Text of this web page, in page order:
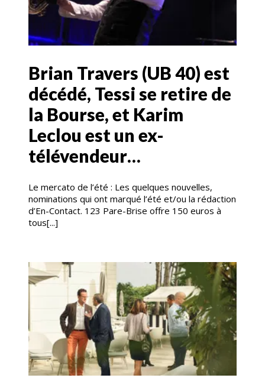
Brian Travers (UB 40) est
décédé, Tessi se retire de
la Bourse, et Karim
Leclou est un ex-
télévendeur…
Le mercato de l’été : Les quelques nouvelles,
nominations qui ont marqué l’été et/ou la rédaction
d’En-Contact. 123 Pare-Brise offre 150 euros à
tous[...]